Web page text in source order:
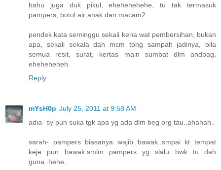
bahu juga duk pikul, ehehehehehe, tu tak termasuk
pampers, botol air anak dan macam2.
pendek kata seminggu sekali kena wat pembersihan, bukan
apa, sekali sekala dah mcm tong sampah jadinya, bila
semua resit, surat, kertas main sumbat dlm andbag,
eheheheheh
Reply
mYsH0p July 25, 2011 at 9:58 AM
adia- sy pun suka tgk apa yg ada dlm beg org tau..ahahah..
sarah- pampers biasanya wajib bawak..smpai kt tempat
keje pun bawak.smlm pampers yg slalu bwk tu dah
guna..hehe..